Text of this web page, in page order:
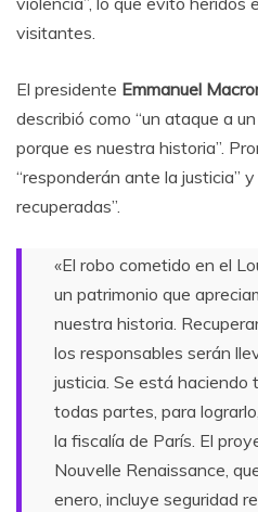
visitantes.
El presidente Emmanuel
describió como “un ataque a
porque es nuestra historia”.
“responderán ante la justicia”
recuperadas”.
«El robo cometido en el
un patrimonio que
nuestra historia.
los responsables serán
justicia. Se está haciendo
todas partes, para
la fiscalía de París. El
Nouvelle Renaissance,
enero, incluye seguridad